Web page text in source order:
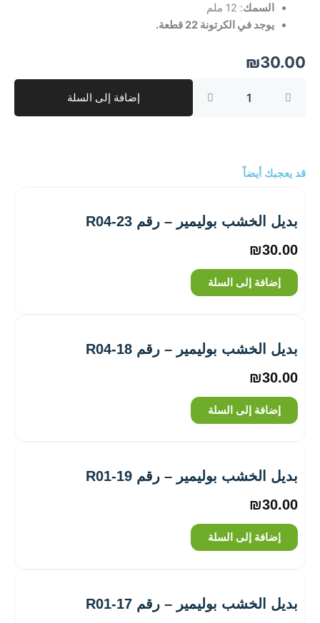
السمك: 12 ملم
يوجد في الكرتونة 22 قطعة.
₪30.00
R01-
إضافة إلى السلة
قد يعجبك أيضاً
بديل الخشب بوليمير – رقم R04-23
₪30.00
إضافة إلى السلة
بديل الخشب بوليمير – رقم R04-18
₪30.00
إضافة إلى السلة
بديل الخشب بوليمير – رقم R01-19
₪30.00
إضافة إلى السلة
بديل الخشب بوليمير – رقم R01-17